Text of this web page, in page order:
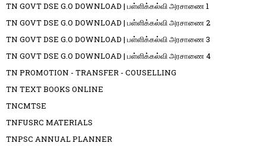
TN GOVT DSE G.O DOWNLOAD | பள்ளிக்கல்வி அரசாணை 1
TN GOVT DSE G.O DOWNLOAD | பள்ளிக்கல்வி அரசாணை 2
TN GOVT DSE G.O DOWNLOAD | பள்ளிக்கல்வி அரசாணை 3
TN GOVT DSE G.O DOWNLOAD | பள்ளிக்கல்வி அரசாணை 4
TN PROMOTION - TRANSFER - COUSELLING
TN TEXT BOOKS ONLINE
TNCMTSE
TNFUSRC MATERIALS
TNPSC ANNUAL PLANNER